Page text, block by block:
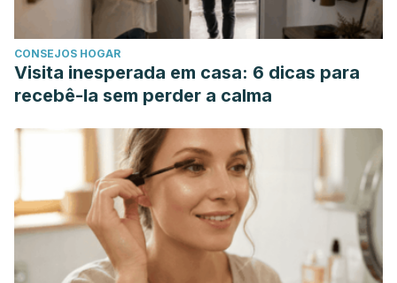
Aune D. Plant Foods, Antioxidant Biomarkers, and the Risk
of Cardiovascular Disease, Cancer, and Mortality: A Review
of the Evidence. Adv Nutr. 2019 Nov 1;10(Suppl_4):S404-
S421. doi: 10.1093/advances/nmz042. PMID: 31728499;
PMCID: PMC6855972.
Dowling JE. Vitamin A: its many roles-from vision and
synaptic plasticity to infant mortality. J Comp Physiol A
Neuroethol Sens Neural Behav Physiol. 2020
May;206(3):389-399. doi: 10.1007/s00359-020-01403-z.
Epub 2020 Feb 7. PMID: 32034476.
CONSEJOS HOGAR
Visita inesperada em casa: 6 dicas para
recebê-la sem perder a calma